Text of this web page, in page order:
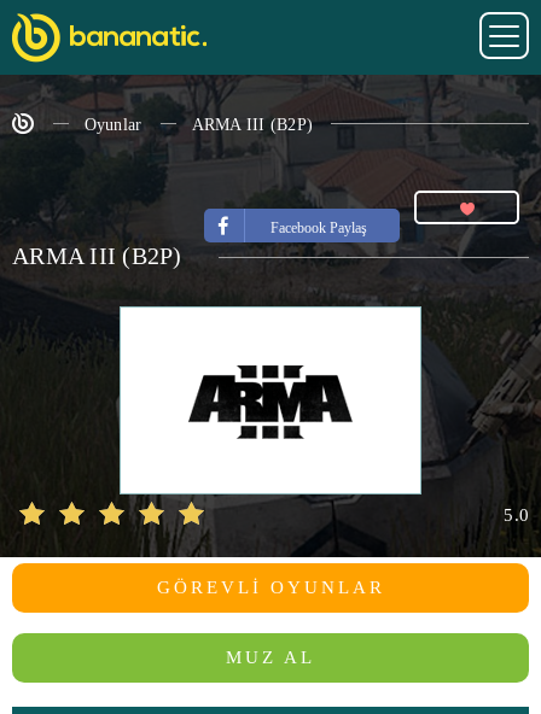
Oyunlar ARMA III (B2P)
Facebook Paylaş
ARMA III (B2P)
5.0
GÖREVLI OYUNLAR
MUZ AL